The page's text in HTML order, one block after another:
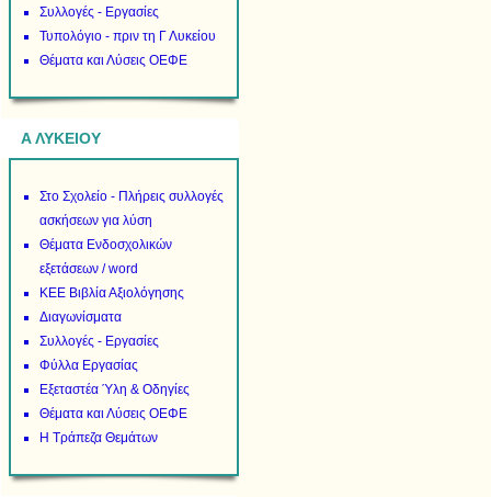
Συλλογές - Εργασίες
Τυπολόγιο - πριν τη Γ Λυκείου
Θέματα και Λύσεις ΟΕΦΕ
Α ΛΥΚΕΙΟΥ
Στο Σχολείο - Πλήρεις συλλογές
ασκήσεων για λύση
Θέματα Ενδοσχολικών
εξετάσεων / word
ΚΕΕ Βιβλία Αξιολόγησης
Διαγωνίσματα
Συλλογές - Εργασίες
Φύλλα Εργασίας
Εξεταστέα Ύλη & Οδηγίες
Θέματα και Λύσεις ΟΕΦΕ
Η Τράπεζα Θεμάτων